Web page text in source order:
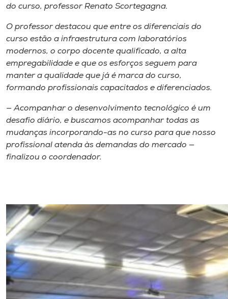
A+
do curso, professor Renato Scortegagna.
O professor destacou que entre os diferenciais do
curso estão a infraestrutura com laboratórios
modernos, o corpo docente qualificado, a alta
empregabilidade e que os esforços seguem para
manter a qualidade que já é marca do curso,
formando profissionais capacitados e diferenciados.
— Acompanhar o desenvolvimento tecnológico é um
desafio diário, e buscamos acompanhar todas as
mudanças incorporando-as no curso para que nosso
profissional atenda às demandas do mercado —
finalizou o coordenador.